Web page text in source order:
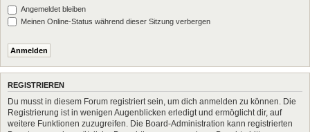
Angemeldet bleiben
Meinen Online-Status während dieser Sitzung verbergen
REGISTRIEREN
Du musst in diesem Forum registriert sein, um dich anmelden zu können. Die
Registrierung ist in wenigen Augenblicken erledigt und ermöglicht dir, auf
weitere Funktionen zuzugreifen. Die Board-Administration kann registrierten